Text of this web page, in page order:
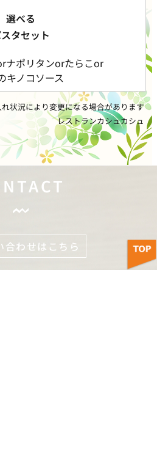
選べる
タセット
ナポリタンorたらこor
キノコソース
状況により変更になる場合があります
レストランカシュカシュ
合わせはこちら